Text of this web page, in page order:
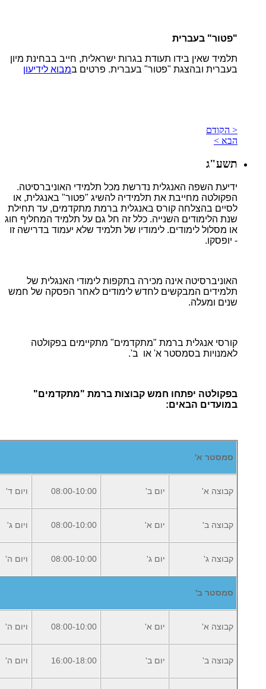
"פטור" בעברית
תלמיד שאין בידו תעודת בגרות ישראלית, חייב בבחינת מיון
בעברית ובהצגת "פטור" בעברית. פרטים במבוא לידיעון
< הקודם
הבא >
תשע"ג
ידיעת השפה האנגלית נדרשת מכל תלמידי האוניברסיטה.
הפקולטה מחייבת את תלמידיה להשיג "פטור" באנגלית, או
לסיים בהצלחה קורס באנגלית ברמת מתקדמים, עד תחילת
שנת הלימודים השנייה. כלל זה חל גם על תלמיד המחליף חוג
או מסלול לימודים. לימודיו של תלמיד שלא יעמוד בדרישה זו
- יופסקו.
האוניברסיטה אינה מכירה בתקפות לימודי האנגלית של
תלמידים המבקשים לחדש לימודים לאחר הפסקה של חמש
שנים ומעלה.
קורסי אנגלית ברמת "מתקדמים" מתקיימים בפקולטה
לאמנויות בסמסטר א' או ב'.
בפקולטה יפתחו חמש קבוצות ברמת "מתקדמים"
במועדים הבאים:
סמסטר א'
קבוצה א' יום ב' 08:00-10:00 ויום ד'
קבוצה ב' יום א' 08:00-10:00 ויום ג'
קבוצה ג' יום ג' 08:00-10:00 ויום ה'
סמסטר ב'
קבוצה א' יום א' 08:00-10:00 ויום ה'
קבוצה ב' יום ב' 16:00-18:00 ויום ה'